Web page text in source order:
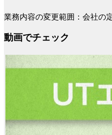
業務内容の変更範囲：会社の
動画でチェック